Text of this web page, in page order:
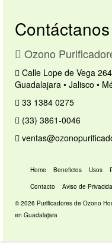
Contáctanos
Ozono
Calle Lope de Vega
Guadalajara • Jalisco •
33 1384 0275
(33) 3861-0046
Home Beneficios Usos
Contacto
Aviso de
© 2026 Purificadores de Ozono
en Guadalajara